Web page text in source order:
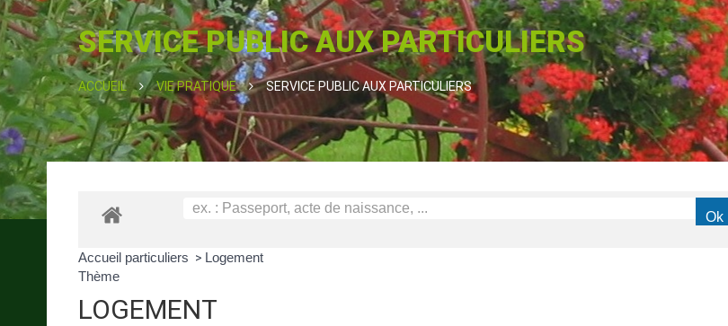
SERVICE PUBLIC AUX PARTICULIERS
ACCUEIL VIE PRATIQUE SERVICE PUBLIC AUX PARTICULIERS
Accueil particuliers > Logement
Thème
LOGEMENT